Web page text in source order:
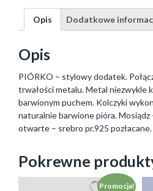
Opis Dodatkowe
Opis
PIÓRKO – stylowy dodatek.
trwałości metalu. Metal niezwykle
barwionym puchem. Kolczyki
naturalnie barwione pióra. Mosiądz
otwarte – srebro pr.925 pozłacane.
Pokrewne
Promocja!